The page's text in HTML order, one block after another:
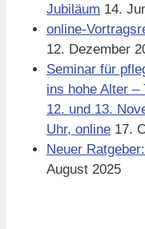
Jubiläum 14.
online-
12. Dezember
Seminar für
ins hohe Alter –
12. und 13.
Uhr, online 17.
Neuer
August 2025